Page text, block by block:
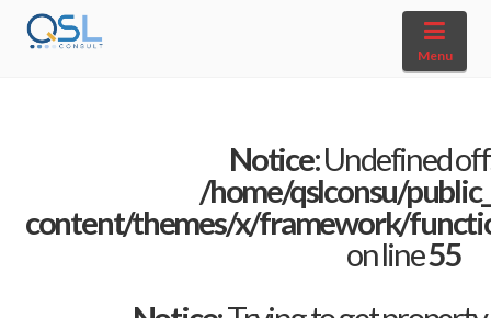
Notice: Undefined
/home/qslconsu/
content/themes/x/framework/
on line55
Menu